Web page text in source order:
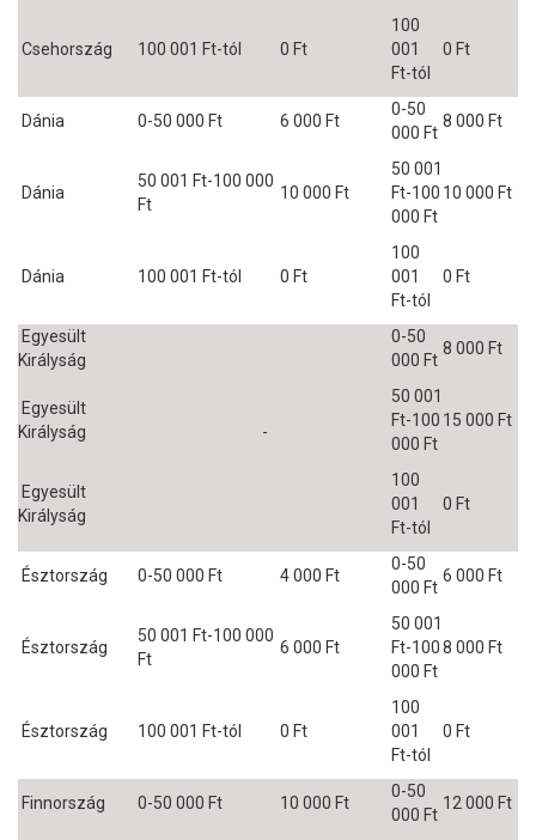
Csehország 100 001 Ft-tól 0 Ft
100
001
Ft-tól
0 Ft
Dánia 0-50 000 Ft 6 000 Ft
0-50
000 Ft
8 000 Ft
Dánia
50 001 Ft-100 000
Ft
10 000 Ft
50 001
Ft-100
000 Ft
10 000 Ft
Dánia 100 001 Ft-tól 0 Ft
100
001
Ft-tól
0 Ft
Egyesült
Királyság
-
0-50
000 Ft
8 000 Ft
Egyesült
Királyság
50 001
Ft-100
000 Ft
15 000 Ft
Egyesült
Királyság
100
001
Ft-tól
0 Ft
Észtország 0-50 000 Ft 4 000 Ft
0-50
000 Ft
6 000 Ft
Észtország
50 001 Ft-100 000
Ft
6 000 Ft
50 001
Ft-100
000 Ft
8 000 Ft
Észtország 100 001 Ft-tól 0 Ft
100
001
Ft-tól
0 Ft
Finnország 0-50 000 Ft 10 000 Ft
0-50
000 Ft
12 000 Ft